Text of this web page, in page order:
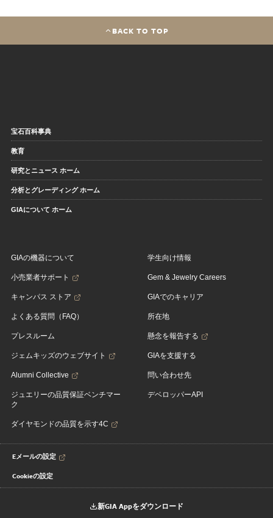
BACK TO TOP
宝石百科事典
教育
研究とニュース ホーム
分析とグレーディング ホーム
GIAについて ホーム
GIAの機器について
小売業者サポート
キャンパス ストア
よくある質問（FAQ）
プレスルーム
ジェムキッズのウェブサイト
Alumni Collective
ジュエリーの品質保証ベンチマー
ク
ダイヤモンドの品質を示す4C
学生向け情報
Gem & Jewelry Careers
GIAでのキャリア
所在地
懸念を報告する
GIAを支援する
問い合わせ先
デベロッパーAPI
Eメールの設定
Cookieの設定
新GIA Appをダウンロード